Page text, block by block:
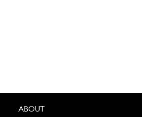
ABOUT